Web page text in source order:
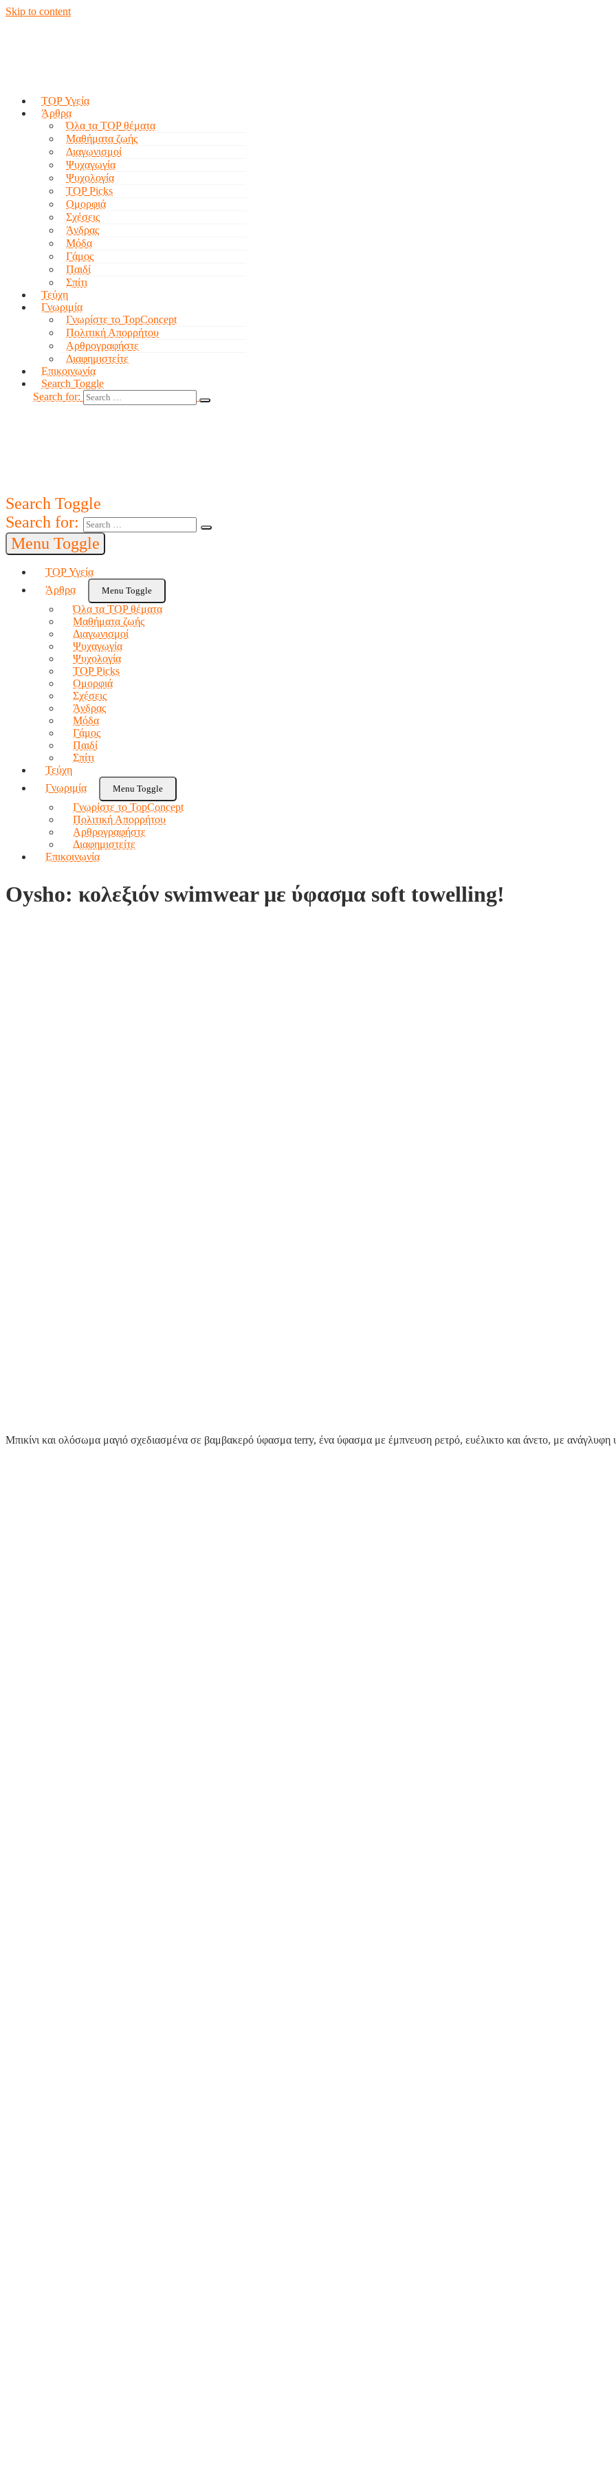
Skip to content
TOP Υγεία
Άρθρα
Όλα τα TOP θέματα
Μαθήματα ζωής
Διαγωνισμοί
Ψυχαγωγία
Ψυχολογία
TOP Picks
Ομορφιά
Σχέσεις
Άνδρας
Μόδα
Γάμος
Παιδί
Σπίτι
Τεύχη
Γνωριμία
Γνωρίστε το TopConcept
Πολιτική Απορρήτου
Αρθρογραφήστε
Διαφημιστείτε
Επικοινωνία
Search Toggle
Search for:
Search Toggle
Search for:
Menu Toggle
TOP Υγεία
Άρθρα
Menu Toggle
Όλα τα TOP θέματα
Μαθήματα ζωής
Διαγωνισμοί
Ψυχαγωγία
Ψυχολογία
TOP Picks
Ομορφιά
Σχέσεις
Άνδρας
Μόδα
Γάμος
Παιδί
Σπίτι
Τεύχη
Γνωριμία
Menu Toggle
Γνωρίστε το TopConcept
Πολιτική Απορρήτου
Αρθρογραφήστε
Διαφημιστείτε
Επικοινωνία
Oysho: κολεξιόν swimwear με ύφασμα soft towelling!
Μπικίνι και ολόσωμα μαγιό σχεδιασμένα σε βαμβακερό ύφασμα terry, ένα ύφασμα με έμπνευση ρετρό, ευέλικτο και άνετο, με ανάγλυφη